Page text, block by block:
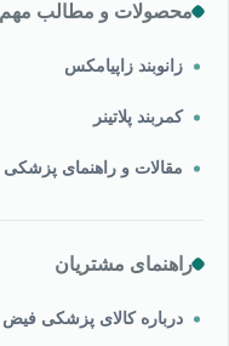
محصولات و مطالب مهم
زانوبند زاپیامکس
کمربند پلاتینر
مقالات و راهنمای پزشکی
راهنمای مشتریان
درباره کالای پزشکی فیض